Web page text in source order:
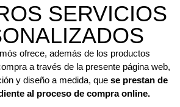
SERVICIOS
ofrece, además de los productos
a través de la presente página web,
y diseño a medida, que se prestan de
al proceso de compra online.